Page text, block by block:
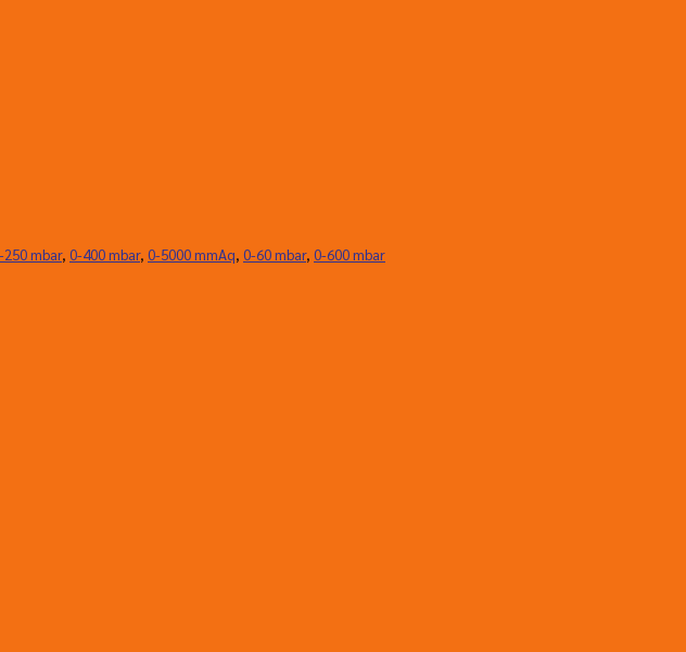
250 mbar, 0-400 mbar, 0-5000 mmAq, 0-60 mbar, 0-600 mbar